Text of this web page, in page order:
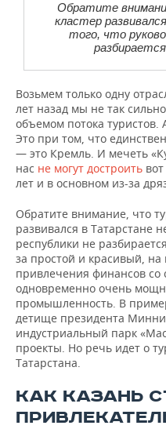
Обратите
кластер
того, что
Возьмем только одну
лет назад мы не так
объемом потока туристов.
Это при том, что
— это Кремль. И мечеть
нас не могут достроить
лет и в основном из-за
Обратите внимание, что
развивался в Татарстане
республики не
за простой и красивый, на
привлечения финансов со
одновременно очень
промышленность. В
детище президента
индустриальный парк
проекты. Но речь идет о
Татарстана.
КАК КАЗАНЬ